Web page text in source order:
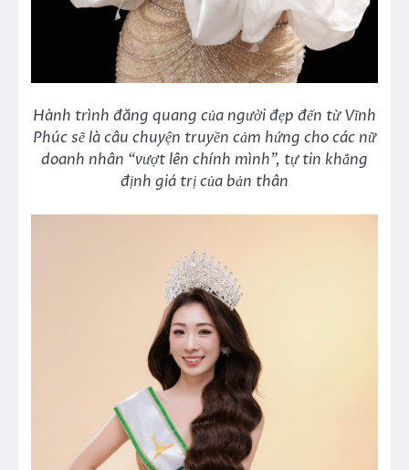
Hành trình đăng quang của người đẹp đến từ Vĩnh
Phúc sẽ là câu chuyện truyền cảm hứng cho các nữ
doanh nhân “vượt lên chính mình”, tự tin khẳng
định giá trị của bản thân